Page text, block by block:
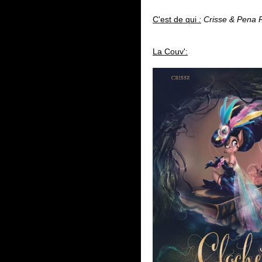
C'est de qui : Crisse & Pena
La Couv':